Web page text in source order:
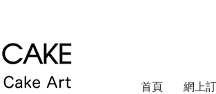
首頁 網上